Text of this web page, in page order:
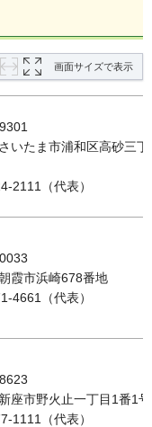
画面サイズで表示
いたま市浦和区高砂三
2111（代表）
霞市浜崎678番地
4661（代表）
座市野火止一丁目1番1号
1111（代表）